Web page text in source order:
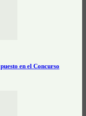
en el Concurso